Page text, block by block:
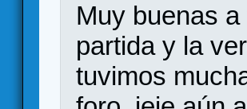
Muy buenas
partida y la
tuvimos